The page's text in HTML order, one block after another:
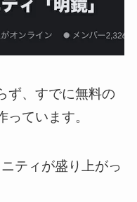
ず、すでに無料の
ています。
ティが盛り上がっ